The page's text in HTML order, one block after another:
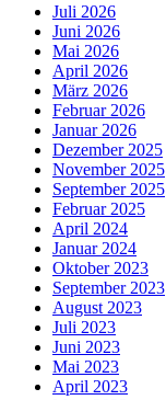
Juli 2026
Juni 2026
Mai 2026
April 2026
März 2026
Februar 2026
Januar 2026
Dezember 2025
November 2025
September 2025
Februar 2025
April 2024
Januar 2024
Oktober 2023
September 2023
August 2023
Juli 2023
Juni 2023
Mai 2023
April 2023